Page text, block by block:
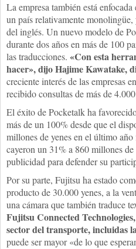
La empresa también está
un país relativamente
del inglés. Un nuevo modelo de
durante dos años en más de 100
las traducciones. «Con esta
hacer», dijo Hajime Kawatake,
creciente interés de las empresas
recibido consultas de más de
El éxito de Pocketalk ha
más de un 100% desde que el
millones de yenes en el último
cayeron un 31% a 860 millones
publicidad para defender su
Por su parte, Fujitsu ha estado
producto de 30.000 yenes, a la
una cámara que también traduce
Fujitsu Connected
sector del transporte, incluidas
puede ser mayor «de lo que